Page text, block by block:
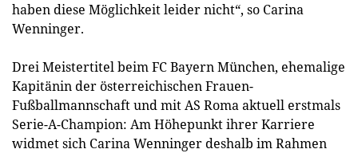
haben diese Möglichkeit leider nicht“, so Carina
Wenninger.
Drei Meistertitel beim FC Bayern München, ehemalige
Kapitänin der österreichischen Frauen-
Fußballmannschaft und mit AS Roma aktuell erstmals
Serie-A-Champion: Am Höhepunkt ihrer Karriere
widmet sich Carina Wenninger deshalb im Rahmen